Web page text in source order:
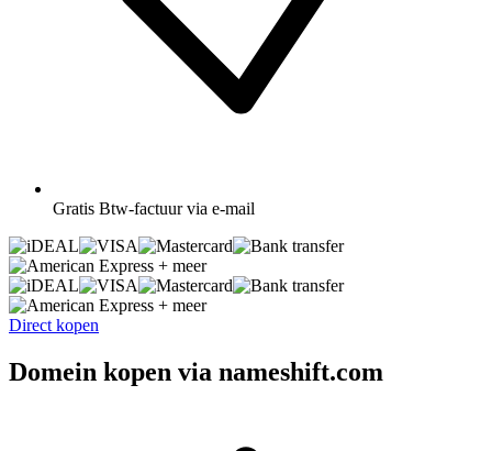
Gratis Btw-factuur via e-mail
+ meer
+ meer
Direct kopen
Domein kopen via nameshift.com